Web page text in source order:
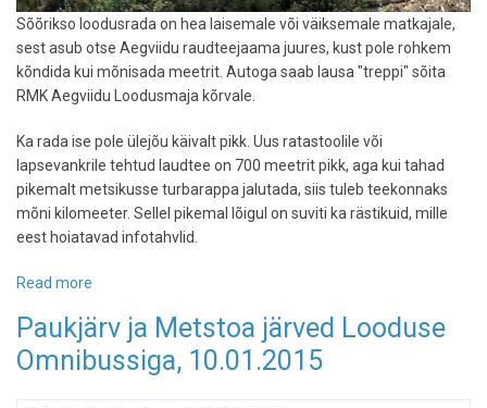
Sõõrikso loodusrada on hea laisemale või väiksemale matkajale,
sest asub otse Aegviidu raudteejaama juures, kust pole rohkem
kõndida kui mõnisada meetrit. Autoga saab lausa "treppi" sõita
RMK Aegviidu Loodusmaja kõrvale.
Ka rada ise pole ülejõu käivalt pikk. Uus ratastoolile või
lapsevankrile tehtud laudtee on 700 meetrit pikk, aga kui tahad
pikemalt metsikusse turbarappa jalutada, siis tuleb teekonnaks
mõni kilomeeter. Sellel pikemal lõigul on suviti ka rästikuid, mille
eest hoiatavad infotahvlid.
Read more
matkarada
-
jalutuskäik
Paukjärv ja Metstoa järved Looduse
Omnibussiga, 10.01.2015